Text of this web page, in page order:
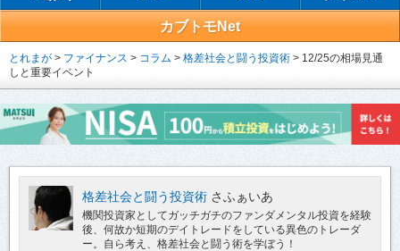
カブトモNet
とれまが > ファイナンス > コラム > 格差社会と闘う投資術 > 12/25の相場見通
しと重要イベント
格差社会と闘う投資術 さふぁいあ
機関投資家としてガッチガチのファンダメンタル投資を経験
後、何故か短期のデイトレードをしている異色のトレーダ
ー。自ら考え、格差社会と闘う術を学ぼう！